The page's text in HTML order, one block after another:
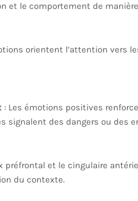
et le comportement de
orientent l’attention vers
: Les émotions positives
signalent des dangers ou des
préfrontal et le cingulaire
du contexte.